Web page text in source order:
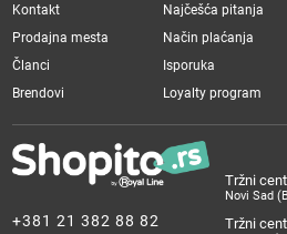
+381 21 382 88 82
Tržni
Novi Sad
Tržni
Kontakt
Prodajna mesta
Članci
Brendovi
Najčešća pitanja
Način plaćanja
Isporuka
Loyalty program